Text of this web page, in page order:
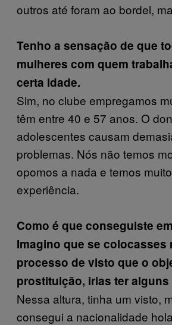
outros até foram ao bordel,
Tenho a sensação de que
mulheres com quem
certa idade.
Sim, no clube empregamos
têm entre 40 e 57 anos. O
adolescentes causam
problemas. Nós não temos
opomos a nada e temos
experiência.
Como é que conseguiste
Imagino que se colocasses
processo de visto que o
prostituição, irias ter
Nessa altura, tinha um visto,
consegui a nacionalidade